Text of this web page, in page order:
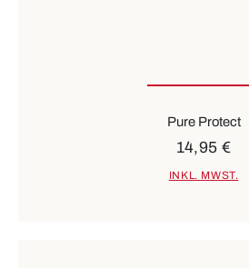
Pure Protect
14,95 €
INKL. MWST.